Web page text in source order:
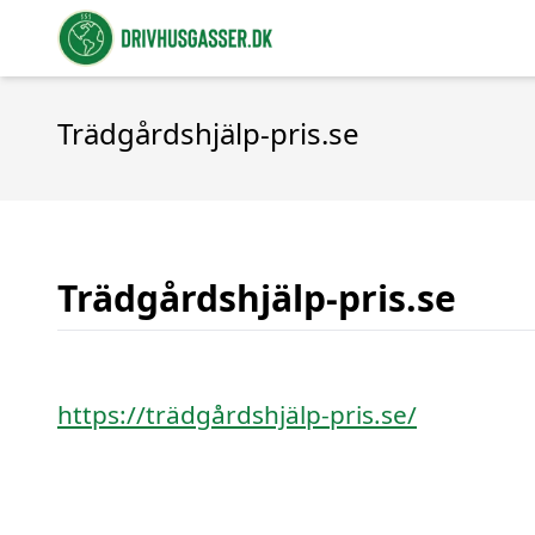
Trädgårdshjälp-pris.se
Trädgårdshjälp-pris.se
https://trädgårdshjälp-pris.se/